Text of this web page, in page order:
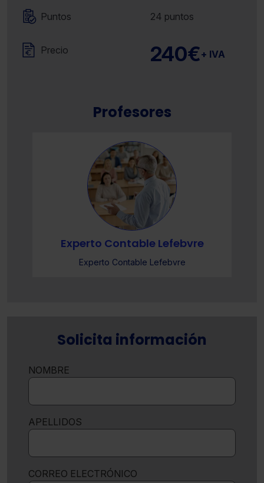
Puntos 24 puntos
Precio 240€+ IVA
Profesores
Experto Contable Lefebvre
Experto Contable Lefebvre
Solicita información
NOMBRE
APELLIDOS
CORREO ELECTRÓNICO